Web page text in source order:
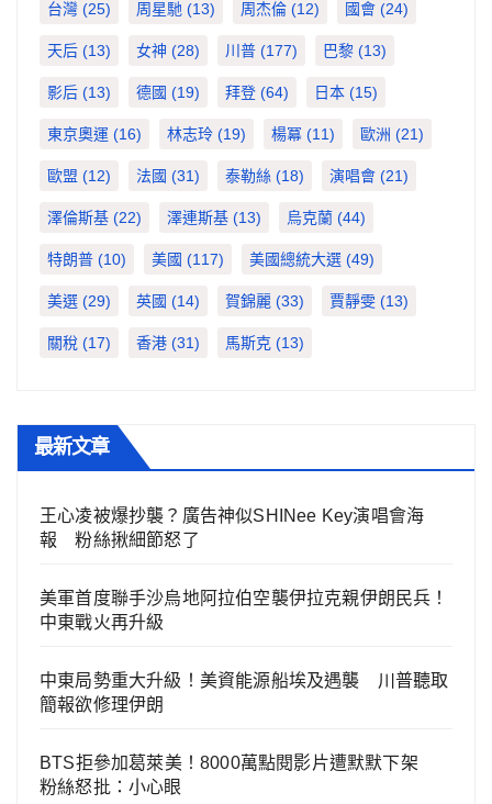
台灣 (25) 周星馳 (13) 周杰倫 (12) 國會 (24)
天后 (13) 女神 (28) 川普 (177) 巴黎 (13)
影后 (13) 德國 (19) 拜登 (64) 日本 (15)
東京奧運 (16) 林志玲 (19) 楊冪 (11) 歐洲 (21)
歐盟 (12) 法國 (31) 泰勒絲 (18) 演唱會 (21)
澤倫斯基 (22) 澤連斯基 (13) 烏克蘭 (44)
特朗普 (10) 美國 (117) 美國總統大選 (49)
美選 (29) 英國 (14) 賀錦麗 (33) 賈靜雯 (13)
關稅 (17) 香港 (31) 馬斯克 (13)
最新文章
王心凌被爆抄襲？廣告神似SHINee Key演唱會海
報 粉絲揪細節怒了
美軍首度聯手沙烏地阿拉伯空襲伊拉克親伊朗民兵！
中東戰火再升級
中東局勢重大升級！美資能源船埃及遇襲 川普聽取
簡報欲修理伊朗
BTS拒參加葛萊美！8000萬點閱影片遭默默下架
粉絲怒批：小心眼